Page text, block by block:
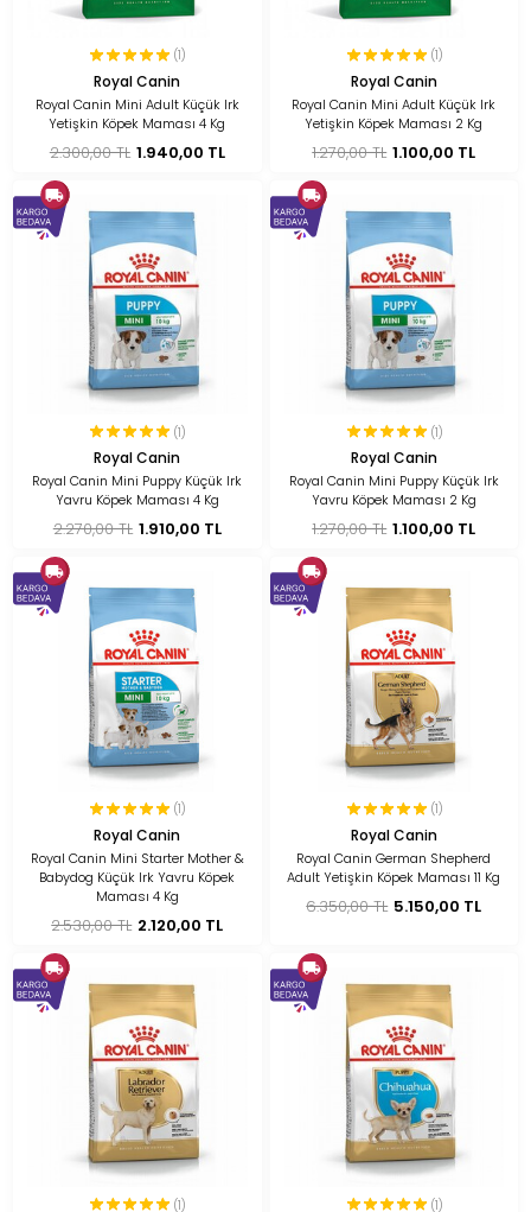
(1)
Royal Canin
Royal Canin Mini Adult Küçük Irk
Yetişkin Köpek Maması 4 Kg
2.300,00 TL 1.940,00 TL
(1)
Royal Canin
Royal Canin Mini Adult Küçük Irk
Yetişkin Köpek Maması 2 Kg
1.270,00 TL 1.100,00 TL
(1)
Royal Canin
Royal Canin Mini Puppy Küçük Irk
Yavru Köpek Maması 4 Kg
2.270,00 TL 1.910,00 TL
(1)
Royal Canin
Royal Canin Mini Puppy Küçük Irk
Yavru Köpek Maması 2 Kg
1.270,00 TL 1.100,00 TL
(1)
Royal Canin
Royal Canin Mini Starter Mother &
Babydog Küçük Irk Yavru Köpek
Maması 4 Kg
2.530,00 TL 2.120,00 TL
(1)
Royal Canin
Royal Canin German Shepherd
Adult Yetişkin Köpek Maması 11 Kg
6.350,00 TL 5.150,00 TL
(1) (1)